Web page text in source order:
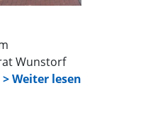
Wunstorf
Bedenken